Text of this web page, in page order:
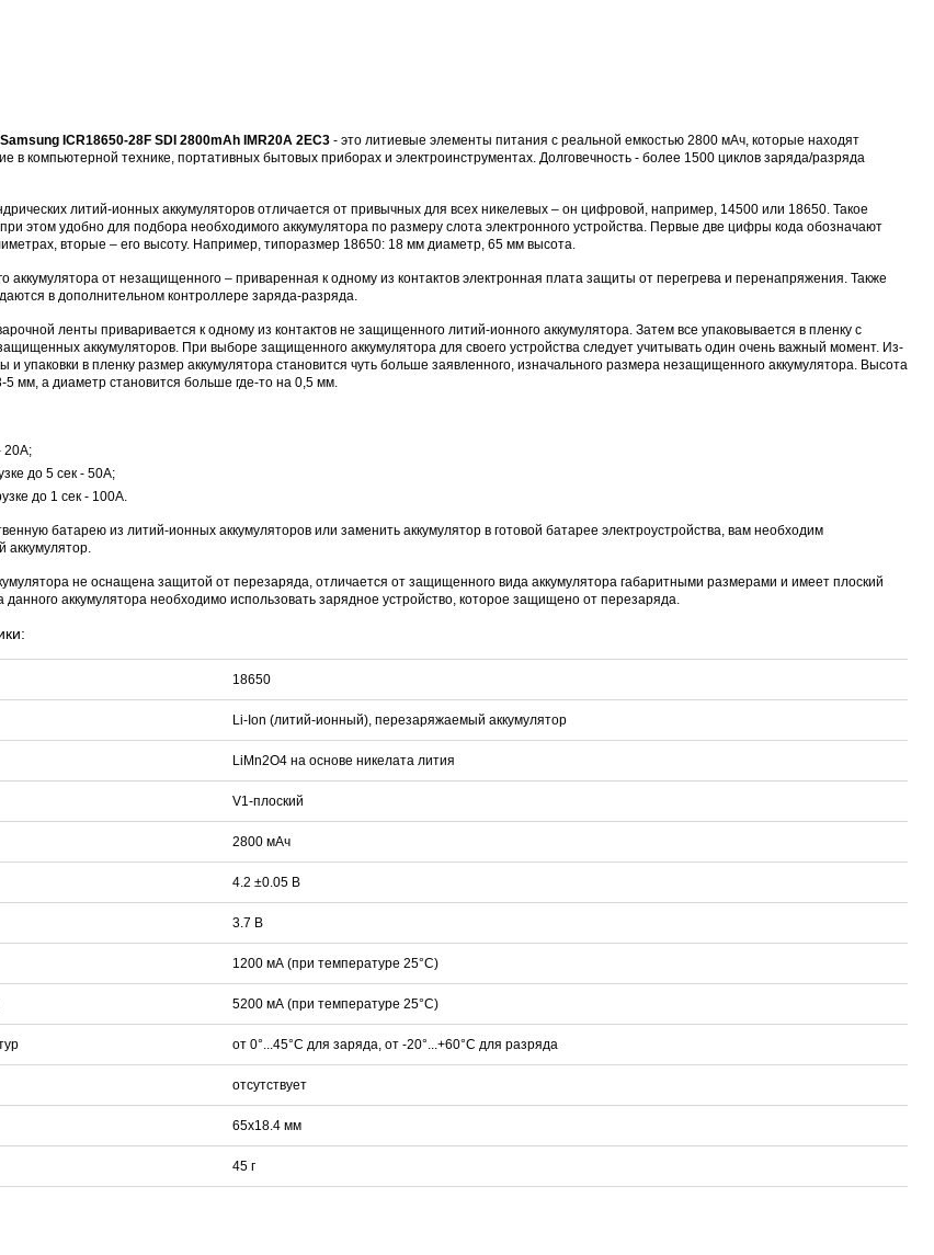
DJK-11Y(1м-2п) U3-1L
206 руб.
4 452 руб.
250 руб.
30 руб.
137 руб.
Samsung ICR18650-28F SDI 2800mAh IMR20A 2EC3- это литиевые элементы питания с реальной емкостью 2800 мАч, которые находят
в компьютерной технике, портативных бытовых приборах и электроинструментах. Долговечность - более 1500 циклов заряда/разряда
литий-ионных аккумуляторов отличается от привычных для всех никелевых – он цифровой, например, 14500 или 18650. Такое
этом удобно для подбора необходимого аккумулятора по размеру слота электронного устройства. Первые две цифры кода обозначают
вторые – его высоту. Например, типоразмер 18650: 18 мм диаметр, 65 мм высота.
аккумулятора от незащищенного – приваренная к одному из контактов электронная плата защиты от перегрева и перенапряжения. Также
в дополнительном контроллере заряда-разряда.
ленты приваривается к одному из контактов не защищенного литий-ионного аккумулятора. Затем все упаковывается в пленку с
аккумуляторов. При выборе защищенного аккумулятора для своего устройства следует учитывать один очень важный момент. Из-
упаковки в пленку размер аккумулятора становится чуть больше заявленного, изначального размера незащищенного аккумулятора. Высота
5 мм, а диаметр становится больше где-то на 0,5 мм.
20А;
до 5 сек - 50А;
до 1 сек - 100А.
батарею из литий-ионных аккумуляторов или заменить аккумулятор в готовой батарее электроустройства, вам необходим
не оснащена защитой от перезаряда, отличается от защищенного вида аккумулятора габаритными размерами и имеет плоский
данного аккумулятора необходимо использовать зарядное устройство, которое защищено от перезаряда.
18650
Li-Ion (литий-ионный), перезаряжаемый аккумулятор
LiMn2O4 на основе никелата лития
V1-плоский
2800 мАч
4.2 ±0.05 В
3.7 В
1200 мА (при температуре 25°C)
5200 мА (при температуре 25°C)
от 0°...45°C для заряда, от -20°...+60°C для разряда
отсутствует
65х18.4 мм
45 г